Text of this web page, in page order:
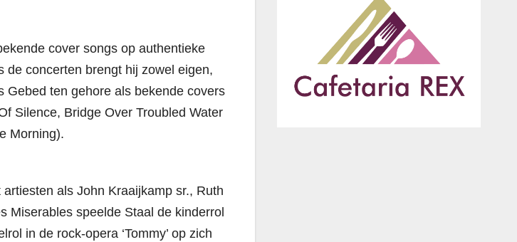
cover songs op authentieke
de concerten brengt hij zowel eigen,
Gebed ten gehore als bekende covers
Silence, Bridge Over Troubled Water
Morning).
als John Kraaijkamp sr., Ruth
Miserables speelde Staal de kinderrol
in de rock-opera ‘Tommy’ op zich